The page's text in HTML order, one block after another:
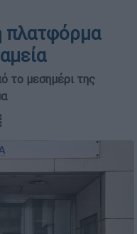
πλατφόρμα
το μεσημέρι της